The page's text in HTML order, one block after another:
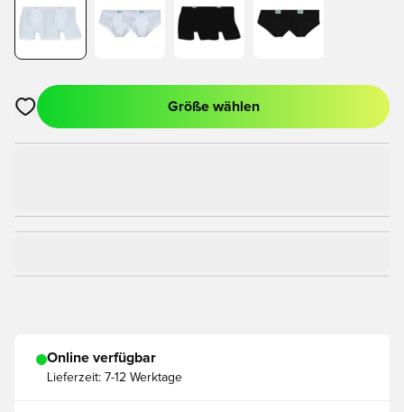
Öffnet ein Fenster zum Anmelden oder Registrieren als
Größe wählen
Online verfügbar
Lieferzeit: 7-12 Werktage